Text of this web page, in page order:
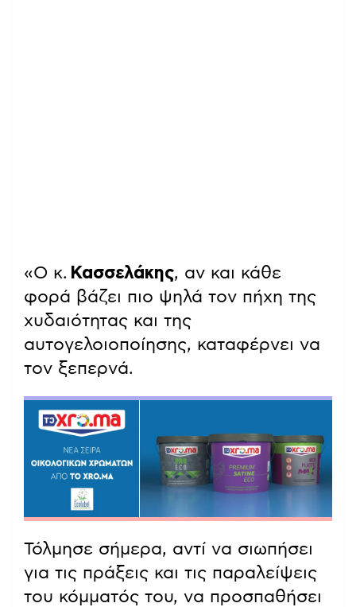
«Ο κ. Κασσελάκης, αν και κάθε
φορά βάζει πιο ψηλά τον πήχη της
χυδαιότητας και της
αυτογελοιοποίησης, καταφέρνει να
τον ξεπερνά.
Τόλμησε σήμερα, αντί να σιωπήσει
για τις πράξεις και τις παραλείψεις
του κόμματός του, να προσπαθήσει